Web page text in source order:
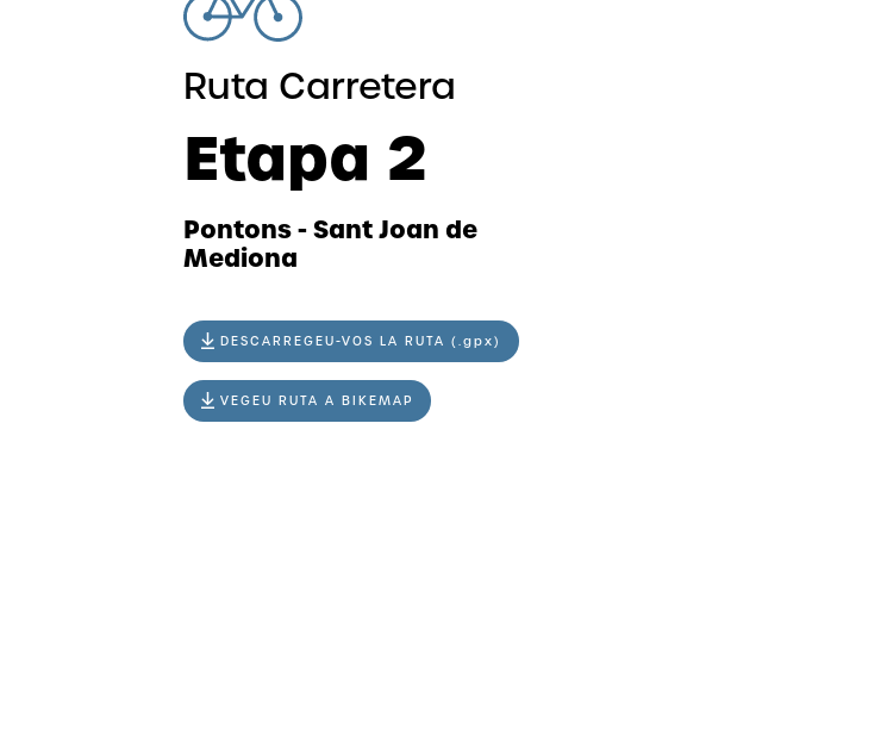
Ruta Carretera
Etapa 2
Pontons - Sant Joan de
Mediona
DESCARREGEU-VOS LA RUTA (.gpx)
VEGEU RUTA A BIKEMAP